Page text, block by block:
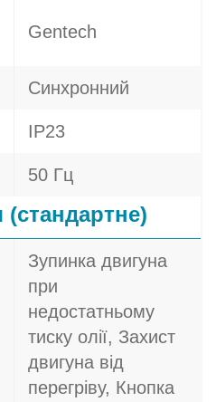
Gentech
Синхронний
IP23
50 Гц
Зупинка двигуна
при
недостатньому
тиску олії, Захист
двигуна від
перегріву, Кнопка